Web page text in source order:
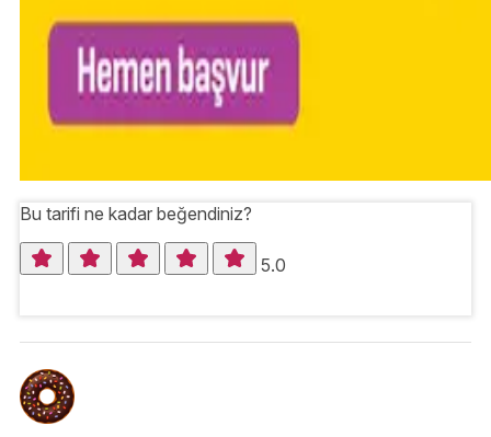
Bu tarifi ne kadar beğendiniz?
5.0